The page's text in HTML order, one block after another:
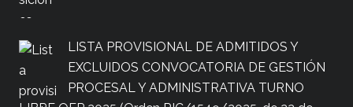
LISTA PROVISIONAL DE ADMITIDOS Y
EXCLUIDOS CONVOCATORIA DE GESTIÓN
PROCESAL Y ADMINISTRATIVA TURNO